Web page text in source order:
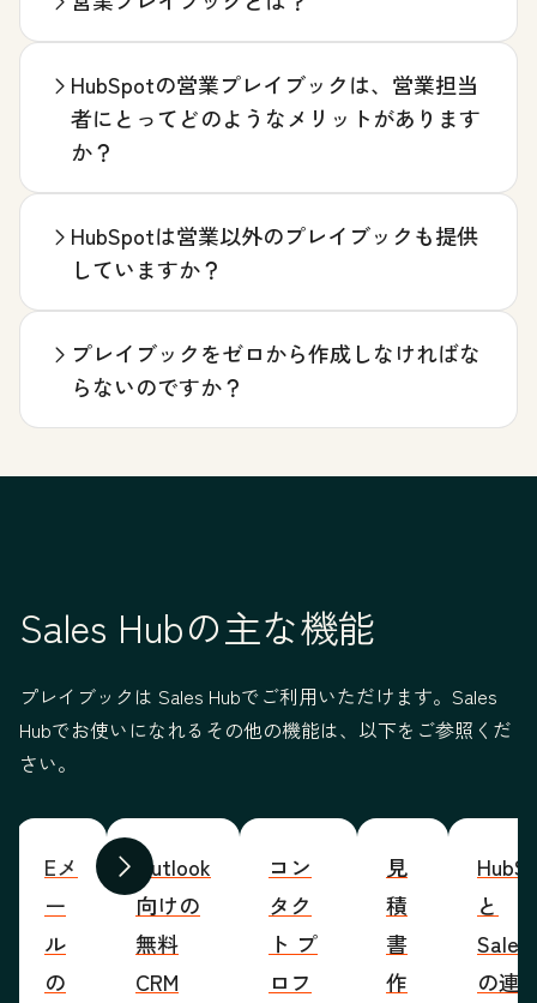
HubSpotの営業プレイブックは、営業担当
者にとってどのようなメリットがあります
か？
HubSpotは営業以外のプレイブックも提供
していますか？
プレイブックをゼロから作成しなければな
らないのですか？
Sales Hubの主な機能
プレイブックは Sales Hubでご利用いただけます。Sales
Hubでお使いになれるその他の機能は、以下をご参照くだ
さい。
前へ 次へ
Eメ
ー
ル
の
Outlook
向けの
無料
CRM
コン
タク
ト プ
ロフ
見
積
書
作
と
の連